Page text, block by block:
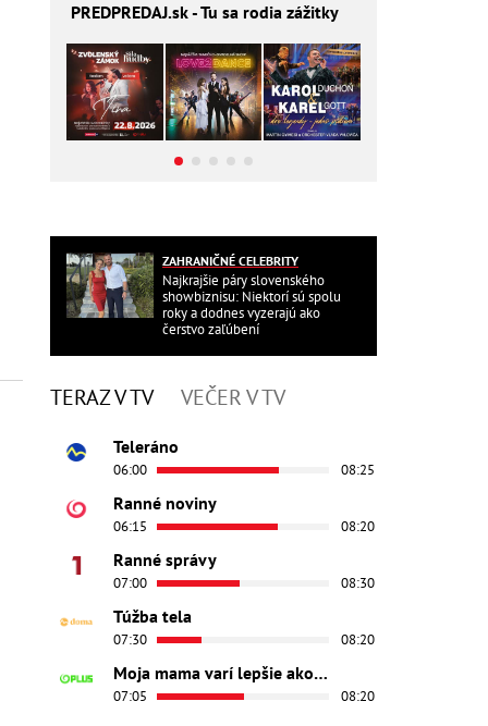
PREDPREDAJ.sk - Tu sa rodia zážitky
ZAHRANIČNÉ CELEBRITY
Najkrajšie páry slovenského
showbiznisu: Niektorí sú spolu
roky a dodnes vyzerajú ako
čerstvo zaľúbení
TERAZ V TV VEČER V TV
Teleráno
06:00 08:25
Ranné noviny
06:15 08:20
Ranné správy
07:00 08:30
Túžba tela
07:30 08:20
Moja mama varí lepšie ako tvoja
07:05 08:20